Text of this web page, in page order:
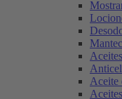
Aceite